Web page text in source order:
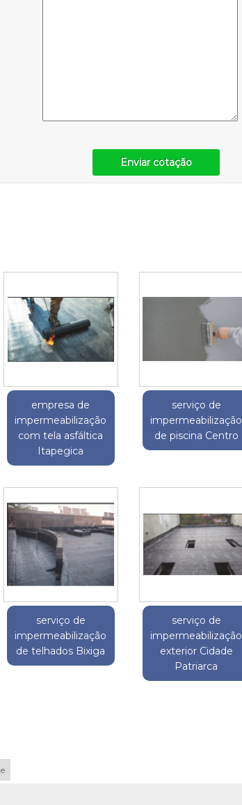
Enviar cotação
empresa de
impermeabilização
com tela asfáltica
Itapegica
serviço de
impermeabilização
de piscina Centro
serviço de
impermeabilização
de telhados Bixiga
serviço de
impermeabilização
exterior Cidade
Patriarca